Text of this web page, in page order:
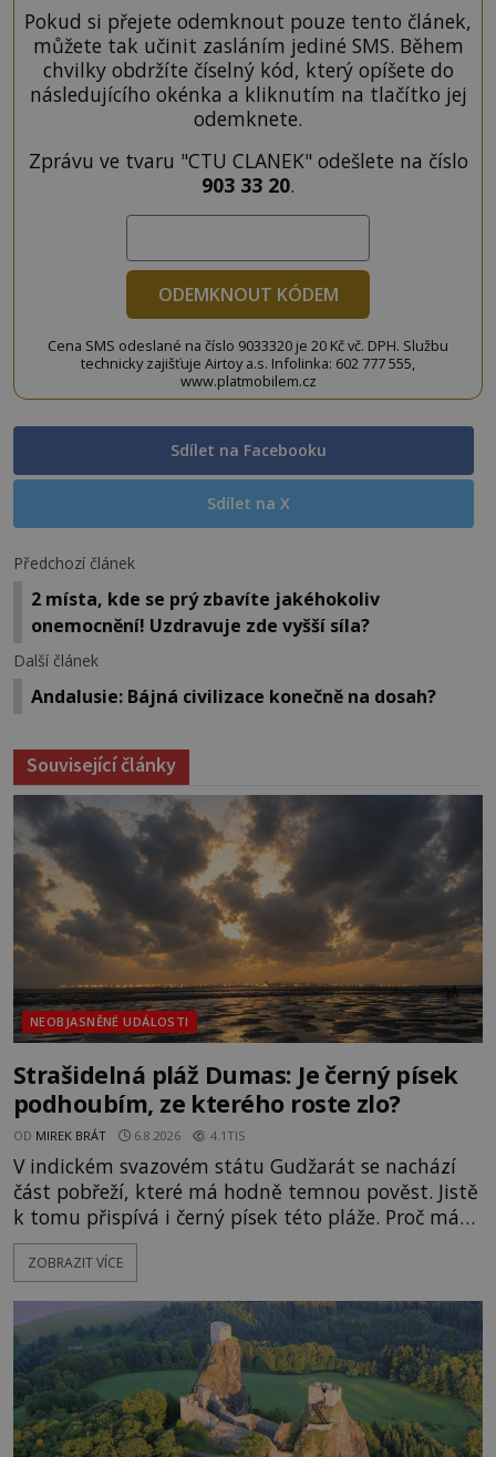
Pokud si přejete odemknout pouze tento článek,
můžete tak učinit zasláním jediné SMS. Během
chvilky obdržíte číselný kód, který opíšete do
následujícího okénka a kliknutím na tlačítko jej
odemknete.
Zprávu ve tvaru "CTU CLANEK" odešlete na číslo
903 33 20.
ODEMKNOUT KÓDEM
Cena SMS odeslané na číslo 9033320 je 20 Kč vč. DPH. Službu
technicky zajišťuje Airtoy a.s. Infolinka: 602 777 555,
www.platmobilem.cz
Sdílet na Facebooku
Sdílet na X
Předchozí článek
2 místa, kde se prý zbavíte jakéhokoliv
onemocnění! Uzdravuje zde vyšší síla?
Další článek
Andalusie: Bájná civilizace konečně na dosah?
Související články
NEOBJASNĚNÉ UDÁLOSTI
Strašidelná pláž Dumas: Je černý písek
podhoubím, ze kterého roste zlo?
OD MIREK BRÁT 6.8.2026 4.1TIS
V indickém svazovém státu Gudžarát se nachází
část pobřeží, které má hodně temnou pověst. Jistě
k tomu přispívá i černý písek této pláže. Proč má
pláž takové netypické zbarvení? Nakolik jsou
pravdivé historky, že zde došlo k nevysvětlitelným
následovat. Vstupujeme na pláž Dumas ve městě
Surat. Gu
ZOBRAZIT VÍCE